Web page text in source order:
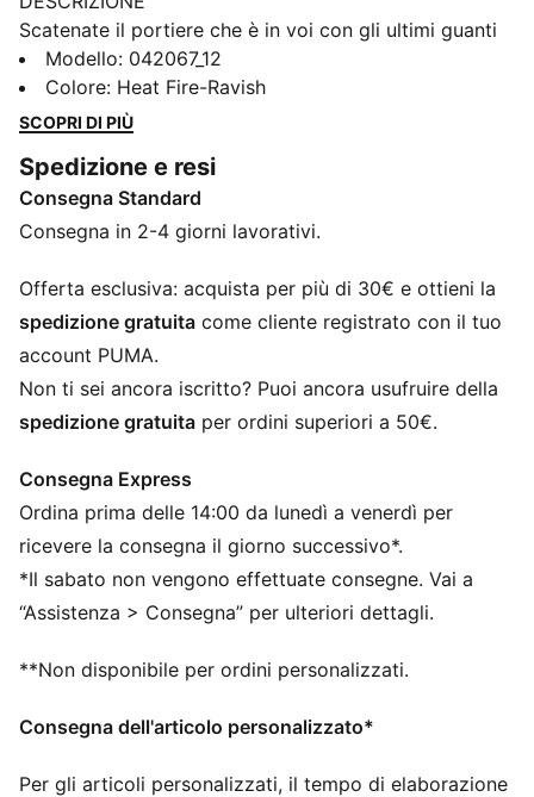
Scatenate il portiere che è in voi con gli ultimi guanti
di PUMA. Il palmo in lattice supersoft da 3 mm
garantisce la presa, il taglio stretto Negative Cut
assicura il controllo e il cinturino in lattice a tutta
chi desidera libertà e reattività.
DETTAGLI
Il design Negative Cut assicura una sensazione di
palla
Il corpo in tessuto offre un comfort eccezionale
durante l'uso prolungato
potenza dei colpi
Il palmo in lattice supersoft da 3 mm offre una presa e
Logo PUMA
Modello: 042067_12
Colore: Heat Fire-Ravish
SCOPRI DI PIÙ
Spedizione e resi
Consegna Standard
Consegna in 2-4 giorni lavorativi.
Offerta esclusiva: acquista per più di 30€ e ottieni la
spedizione gratuita come cliente registrato con il tuo
account PUMA.
Non ti sei ancora iscritto? Puoi ancora usufruire della
spedizione gratuita per ordini superiori a 50€.
Consegna Express
Ordina prima delle 14:00 da lunedì a venerdì per
ricevere la consegna il giorno successivo*.
*Il sabato non vengono effettuate consegne. Vai a
“Assistenza > Consegna” per ulteriori dettagli.
**Non disponibile per ordini personalizzati.
Consegna dell'articolo personalizzato*
Per gli articoli personalizzati, il tempo di elaborazione